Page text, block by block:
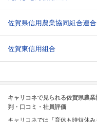
佐賀県信用農業協同組合連
佐賀東信用組合
キャリコネで見られる佐賀県農
判・口コミ・社員評価
キャリコネでは「育休も時短休